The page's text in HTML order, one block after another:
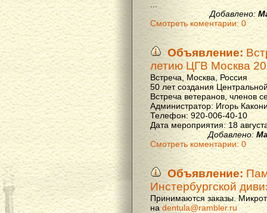
Добавлено:
Смотреть коментарии: 0
Объявление:
летию ЦГВ Москва
Встреча, Москва, Россия
50 лет создания
Встреча ветеранов, членов
Администратор: Игорь
Телефон: 920-006-40-10
Дата мероприятия: 18
Добавлено:
Смотреть коментарии: 0
Объявление:
Инстербургской
Принимаются заказы.
на dentula@rambler.ru